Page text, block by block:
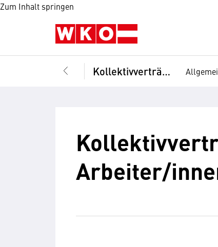
Zum Inhalt springen
Kollektivverträge
Arbeiter/